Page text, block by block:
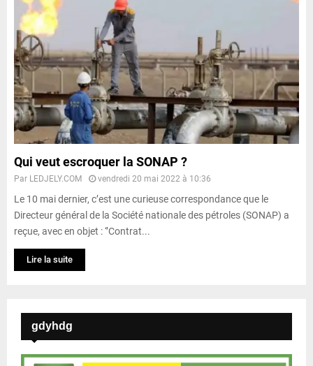
Qui veut escroquer la SONAP ?
Par LEDJELY.COM vendredi 20 mai 2022 à 10:36
Le 10 mai dernier, c’est une curieuse correspondance que le
Directeur général de la Société nationale des pétroles (SONAP) a
reçue, avec en objet : ‘’Contrat...
Lire la suite
gdyhdg